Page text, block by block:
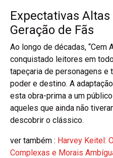
Expectativas
Geração de Fãs
Ao longo de décadas, “Cem
conquistado leitores em
tapeçaria de personagens e
poder e destino. A
esta obra-prima a um
aqueles que ainda não
descobrir o clássico.
ver também : Harvey Keitel:
Complexas e Morais